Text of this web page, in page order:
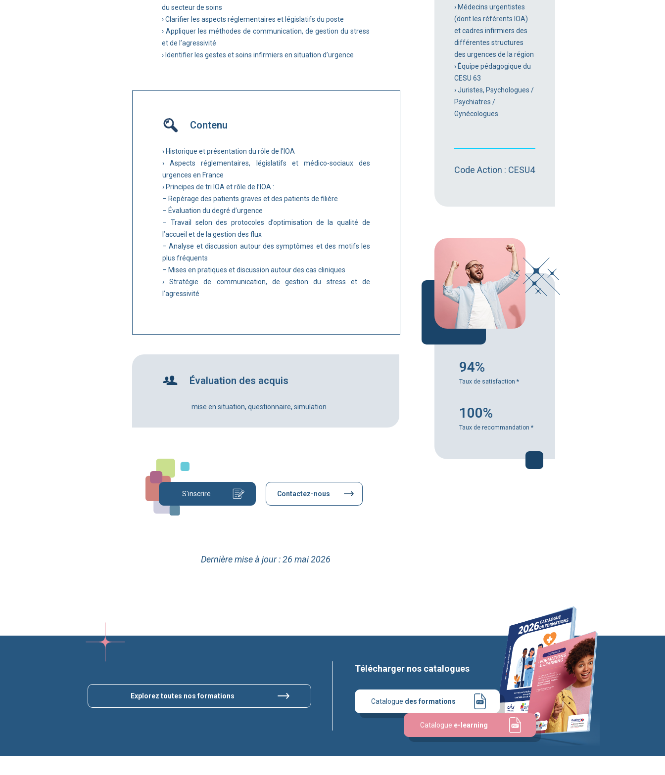
du secteur de soins
› Clarifier les aspects réglementaires et législatifs du poste
› Appliquer les méthodes de communication, de gestion du stress
et de l’agressivité
› Identifier les gestes et soins infirmiers en situation d’urgence
Contenu
› Historique et présentation du rôle de l’IOA
› Aspects réglementaires, législatifs et médico-sociaux des
urgences en France
› Principes de tri IOA et rôle de l’IOA :
– Repérage des patients graves et des patients de filière
– Évaluation du degré d’urgence
– Travail selon des protocoles d’optimisation de la qualité de
l’accueil et de la gestion des flux
– Analyse et discussion autour des symptômes et des motifs les
plus fréquents
– Mises en pratiques et discussion autour des cas cliniques
› Stratégie de communication, de gestion du stress et de
l’agressivité
Évaluation des acquis
mise en situation, questionnaire, simulation
S'inscrire Contactez-nous
Dernière mise à jour : 26 mai 2026
› Médecins urgentistes
(dont les référents IOA)
et cadres infirmiers des
différentes structures
des urgences de la région
› Équipe pédagogique du
CESU 63
› Juristes, Psychologues /
Psychiatres /
Gynécologues
Code Action : CESU4
94%
Taux de satisfaction *
100%
Taux de recommandation *
Explorez toutes nos formations
Télécharger nos catalogues
Catalogue des formations
Catalogue e-learning